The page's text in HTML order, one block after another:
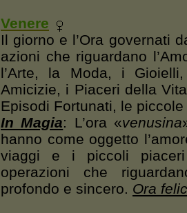
Venere
Il giorno e l’Ora governati
azioni che riguardano
l’Arte, la Moda, i
Amicizie, i Piaceri della
Episodi Fortunati, le
In Magia: L’ora «venusina
hanno come oggetto
viaggi e i piccoli
operazioni che
profondo e sincero. Ora